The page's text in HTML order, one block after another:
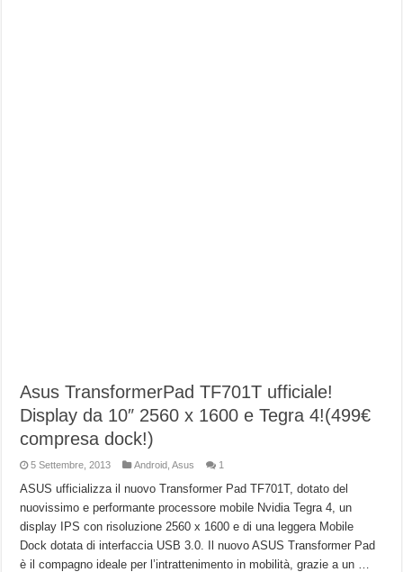
Asus TransformerPad TF701T ufficiale!
Display da 10″ 2560 x 1600 e Tegra 4!(499€
compresa dock!)
5 Settembre, 2013 Android ,Asus 1
ASUS ufficializza il nuovo Transformer Pad TF701T, dotato del
nuovissimo e performante processore mobile Nvidia Tegra 4, un
display IPS con risoluzione 2560 x 1600 e di una leggera Mobile
Dock dotata di interfaccia USB 3.0. Il nuovo ASUS Transformer Pad
è il compagno ideale per l’intrattenimento in mobilità, grazie a un …